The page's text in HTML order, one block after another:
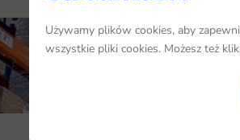
Używamy plików cookies, aby
wszystkie pliki cookies. Możesz też